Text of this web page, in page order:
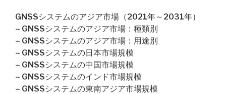
GNSSシステムのアジア市場（2021年～2031年）
– GNSSシステムのアジア市場：種類別
– GNSSシステムのアジア市場：用途別
– GNSSシステムの日本市場規模
– GNSSシステムの中国市場規模
– GNSSシステムのインド市場規模
– GNSSシステムの東南アジア市場規模